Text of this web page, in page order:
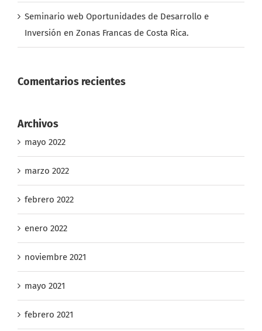
Seminario web Oportunidades de Desarrollo e
Inversión en Zonas Francas de Costa Rica.
Comentarios recientes
Archivos
mayo 2022
marzo 2022
febrero 2022
enero 2022
noviembre 2021
mayo 2021
febrero 2021